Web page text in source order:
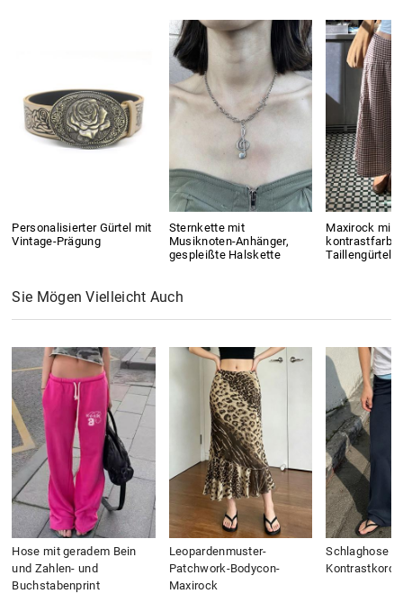
Personalisierter Gürtel mit
Vintage-Prägung
Sternkette mit
Musiknoten-Anhänger,
gespleißte Halskette
Maxirock mit
Taillengürtel
Sie Mögen Vielleicht Auch
Hose mit geradem Bein
und Zahlen- und
Buchstabenprint
Leopardenmuster-
Patchwork-Bodycon-
Maxirock
Schlaghose